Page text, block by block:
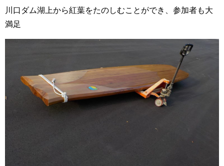
川口ダム湖上から紅葉をたのしむことができ、参加者も大
満足